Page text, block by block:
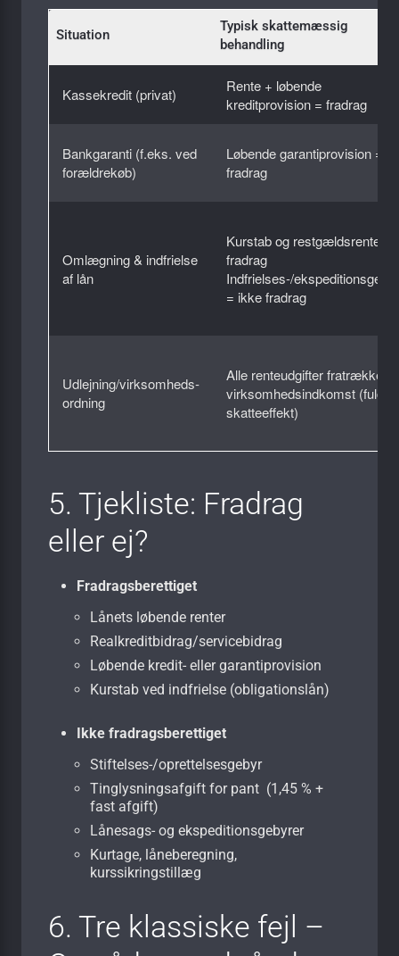
Situation
Typisk skattemæssig
behandling
Kassekredit (privat)
Rente + løbende
kreditprovision = fradrag
Bankgaranti (f.eks. ved
forældrekøb)
Løbende garantiprovision =
fradrag
Omlægning & indfrielse
af lån
Kurstab og restgældsrente =
fradrag
Indfrielses-/ekspeditionsgebyr
= ikke fradrag
Udlejning/virksomheds­
ordning
Alle renteudgifter fratrækkes i
virksomhedsindkomst (fuld
skatteeffekt)
5. Tjekliste: Fradrag
eller ej?
Fradragsberettiget
Lånets løbende renter
Realkreditbidrag/servicebidrag
Løbende kredit- eller garantiprovision
Kurstab ved indfrielse (obligationslån)
Ikke fradragsberettiget
Stiftelses-/oprettelsesgebyr
Tinglysningsafgift for pant (1,45 % +
fast afgift)
Lånesags- og ekspeditionsgebyrer
Kurtage, låneberegning,
kurssikringstillæg
6. Tre klassiske fejl –